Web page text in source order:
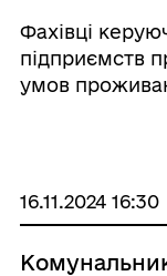
Фахівці
підприємств
умов
16.11.2024 16:30